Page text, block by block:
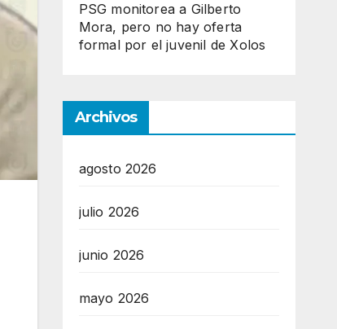
PSG monitorea a Gilberto
Mora, pero no hay oferta
formal por el juvenil de Xolos
Archivos
agosto 2026
julio 2026
junio 2026
mayo 2026